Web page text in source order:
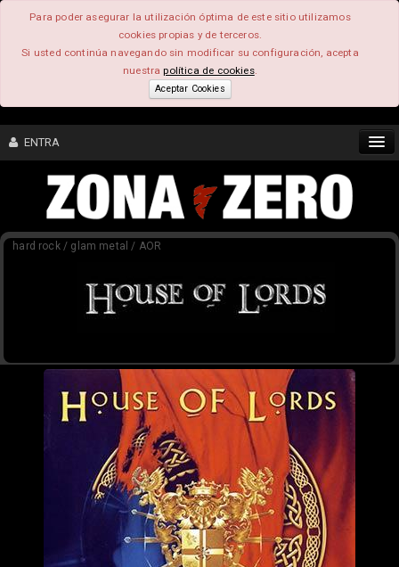
Para poder asegurar la utilización óptima de este sitio utilizamos
cookies propias y de terceros.
Si usted continúa navegando sin modificar su configuración, acepta
nuestrapolítica de cookies.
Aceptar Cookies
ENTRA
CONTENIDO
COMUNIDAD
FEEEDBACK
hard rock / glam metal / AOR